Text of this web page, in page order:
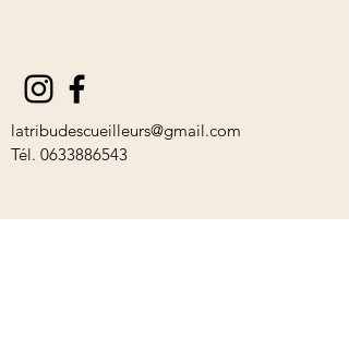
latribudescueilleurs@gmail.com
Tél. 0633886543